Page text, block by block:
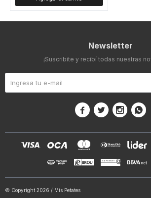
Newsletter
¡Suscribite y recibí todas nuestras
   
© Copyright 2026 / Mis Petates